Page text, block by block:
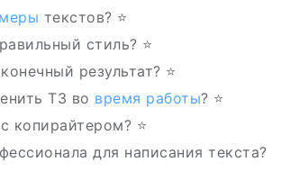
текстов? ⭐
стиль? ⭐
результат? ⭐
ТЗ во время работы? ⭐
копирайтером? ⭐
для написания текста?